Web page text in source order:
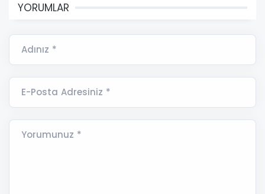
YORUMLAR
Adınız *
E-Posta Adresiniz *
Yorumunuz *